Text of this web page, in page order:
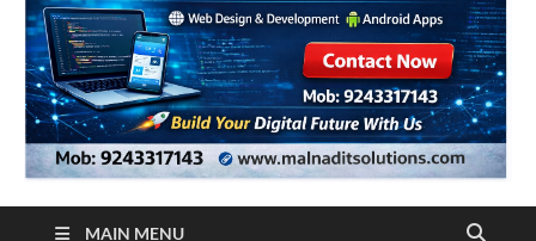
MAIN MENU